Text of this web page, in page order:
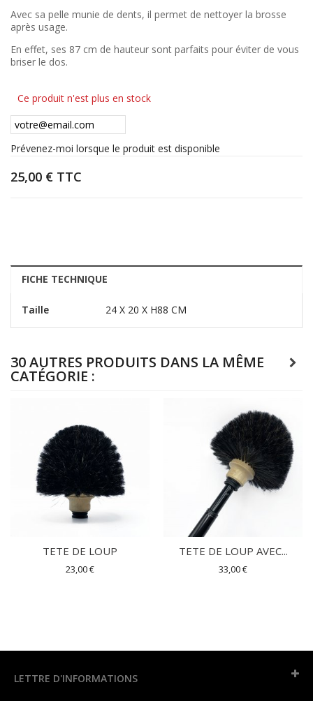
Avec sa pelle munie de dents, il permet de nettoyer la brosse
après usage.
En effet, ses 87 cm de hauteur sont parfaits pour éviter de vous
briser le dos.
Ce produit n'est plus en stock
Prévenez-moi lorsque le produit est disponible
25,00 € TTC
FICHE TECHNIQUE
Taille 24 X 20 X H88 CM
30 AUTRES PRODUITS DANS LA MÊME
CATÉGORIE :
TETE DE LOUP
23,00 €
TETE DE LOUP AVEC...
33,00 €
LETTRE D'INFORMATIONS